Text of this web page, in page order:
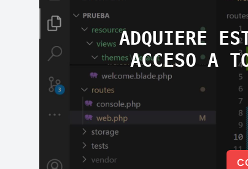
ADQUIERE
ACCESO A